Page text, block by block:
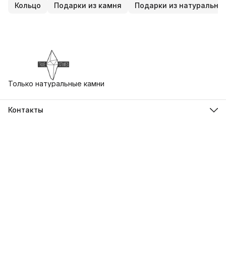
Кольцо Подарки из камня Подарки из
Только натуральные камни
Контакты